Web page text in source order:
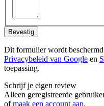
Bevestig
Dit formulier wordt
Privacybeleid van Google en
toepassing.
Schrijf je eigen review
Alleen geregistreerde
ofmaak een account aan.